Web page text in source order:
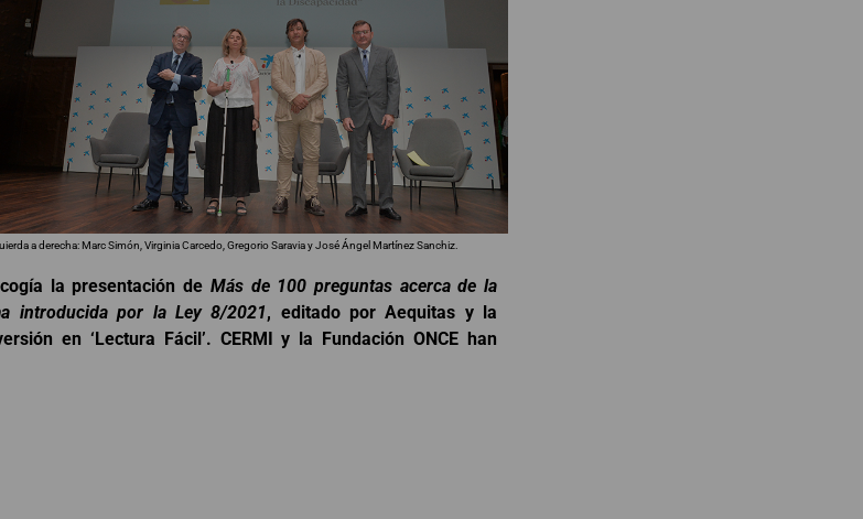
a derecha: Marc Simón, Virginia Carcedo, Gregorio Saravia y José Ángel Martínez Sanchiz.
la presentación de Más de 100 preguntas acerca de la
introducida por la Ley 8/2021, editado por Aequitas y la
en ‘Lectura Fácil’. CERMI y la Fundación ONCE han